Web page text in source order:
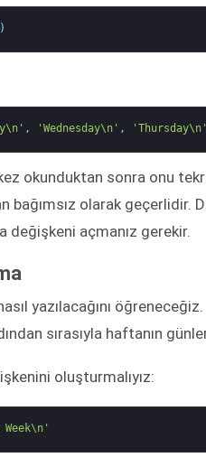
)
, 'Wednesday\n' ,
okunduktan sonra onu
bağımsız olarak geçerlidir.
değişkeni açmanız gerekir.
yazılacağını
sırasıyla haftanın
oluşturmalıyız: